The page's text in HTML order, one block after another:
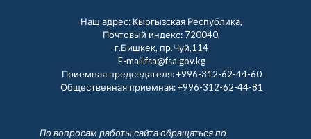
Наш адрес: Кыргызская Республика,
Почтовый индекс: 720040,
г.Бишкек, пр.Чуй,114
E-mail:fsa@fsa.gov.kg
Приемная председателя:+996-312-62-44-60
Общественная приемная:+996-312-62-44-81
По вопросам работы сайта обращаться по